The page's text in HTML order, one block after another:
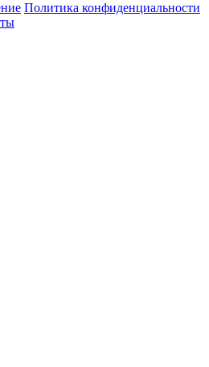
Политика конфиденциальности